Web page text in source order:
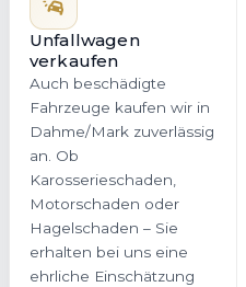
Unfallwagen
verkaufen
Auch beschädigte
Fahrzeuge kaufen wir in
Dahme/Mark zuverlässig
an. Ob
Karosserieschaden,
Motorschaden oder
Hagelschaden – Sie
erhalten bei uns eine
ehrliche Einschätzung